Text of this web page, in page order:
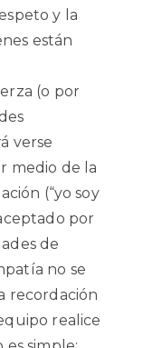
y la
están
(o por
verse
medio de la
(“yo soy
por
de
no se
recordación
realice